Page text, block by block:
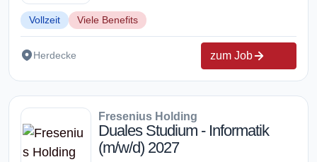
Vollzeit Viele Benefits
Herdecke zum Job
Fresenius Holding
Duales Studium - Informatik
(m/w/d) 2027